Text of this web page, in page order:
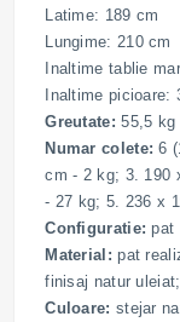
Latime: 189 cm
Lungime: 210 cm
Inaltime tablie
Inaltime picioare:
Greutate: 55,5 kg
Numar colete:6
cm - 2 kg; 3. 190
- 27 kg; 5. 236 x
Configuratie: pat
Material: pat
finisaj natur
Culoare: stejar